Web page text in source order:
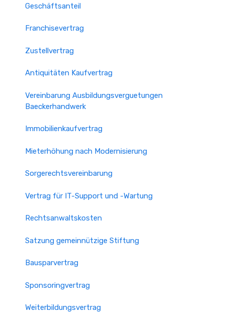
Geschäftsanteil
Franchisevertrag
Zustellvertrag
Antiquitäten Kaufvertrag
Vereinbarung Ausbildungsverguetungen
Baeckerhandwerk
Immobilienkaufvertrag
Mieterhöhung nach Modernisierung
Sorgerechtsvereinbarung
Vertrag für IT-Support und -Wartung
Rechtsanwaltskosten
Satzung gemeinnützige Stiftung
Bausparvertrag
Sponsoringvertrag
Weiterbildungsvertrag